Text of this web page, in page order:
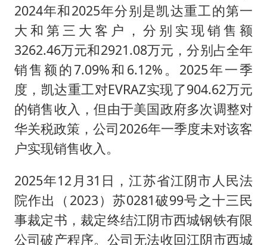
2024年和2025年分别是凯达重工的第一
大和第三大客户，分别实现销售额
3262.46万元和2921.08万元，分别占全年
销售额的7.09%和6.12%。2025年一季
度，凯达重工对EVRAZ实现了904.62万元
的销售收入，但由于美国政府多次调整对
华关税政策，公司2026年一季度未对该客
户实现销售收入。
2025年12月31日，江苏省江阴市人民法
院作出（2023）苏0281破99号之十三民
事裁定书，裁定终结江阴市西城钢铁有限
公司破产程序。公司无法收回江阴市西城